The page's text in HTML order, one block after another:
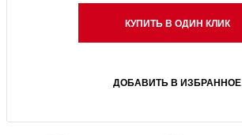
КУПИТЬ В ОДИН КЛИК
ДОБАВИТЬ В ИЗБРАННОЕ